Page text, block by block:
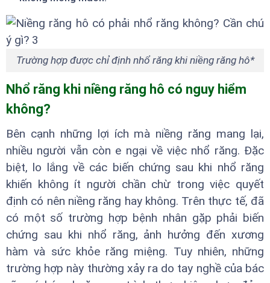
Trường hợp được chỉ định nhổ răng khi niềng răng hô*
Nhổ răng khi niềng răng hô có nguy hiểm
không?
Bên cạnh những lợi ích mà niềng răng mang lại,
nhiều người vẫn còn e ngại về việc nhổ răng. Đặc
biệt, lo lắng về các biến chứng sau khi nhổ răng
khiến không ít người chần chừ trong việc quyết
định có nên niềng răng hay không. Trên thực tế, đã
có một số trường hợp bệnh nhân gặp phải biến
chứng sau khi nhổ răng, ảnh hưởng đến xương
hàm và sức khỏe răng miệng. Tuy nhiên, những
trường hợp này thường xảy ra do tay nghề của bác